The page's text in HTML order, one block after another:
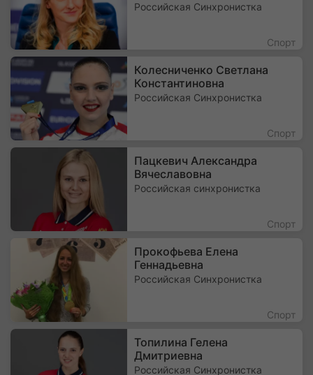
Российская Синхронистка
Спорт
Колесниченко Светлана
Константиновна
Российская Синхронистка
Спорт
Пацкевич Александра
Вячеславовна
Российская синхронистка
Спорт
Прокофьева Елена
Геннадьевна
Российская Синхронистка
Спорт
Топилина Гелена
Дмитриевна
Российская Синхронистка